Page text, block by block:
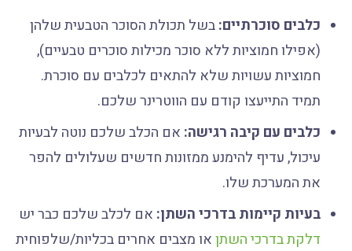
כלבים סוכרתיים:בשל תכולת הסוכר הטבעית שלהן
(אפילו חמוציות ללא סוכר מכילות סוכרים טבעיים),
חמוציות עשויות שלא להתאים לכלבים עם סוכרת.
תמיד התייעצו קודם עם הווטרינר שלכם.
כלבים עם קיבה רגישה:אם הכלב שלכם נוטה לבעיות
עיכול, עדיף להימנע ממזונות חדשים שעלולים להפר
את המערכת שלו.
בעיות קיימות בדרכי השתן:אם לכלב שלכם כבר יש
דלקת בדרכי השתןאו מצבים אחרים בכליות/שלפוחית